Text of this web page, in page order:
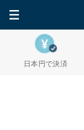
日本円で決済